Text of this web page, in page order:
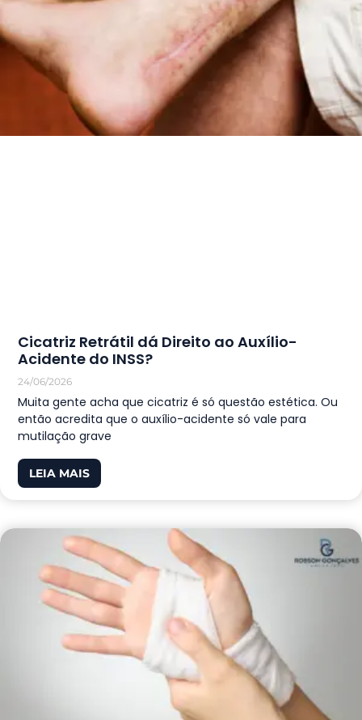
Cicatriz Retrátil dá Direito ao Auxílio-
Acidente do INSS?
24/06/2026
Muita gente acha que cicatriz é só questão estética. Ou
então acredita que o auxílio-acidente só vale para
mutilação grave
LEIA MAIS